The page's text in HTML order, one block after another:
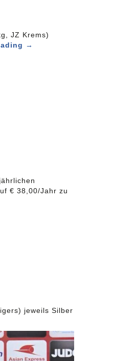
JZ Krems)
→
€ 38,00/Jahr zu
jeweils Silber